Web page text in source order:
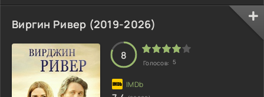
страны.
Виргин Ривер (2019-2026)
8
Голосов: 5